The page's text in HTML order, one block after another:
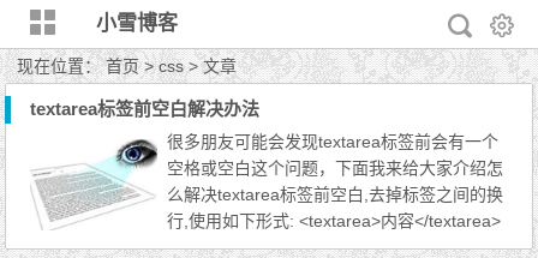
小雪博客
现在位置：首页> css > 文章
textarea标签前空白解决办法
很多朋友可能会发现textarea标签前会有一个
空格或空白这个问题，下面我来给大家介绍怎
么解决textarea标签前空白,去掉标签之间的换
行,使用如下形式: <textarea>内容</textarea>
下面这种格式不对,代码如下: <textarea> 内容